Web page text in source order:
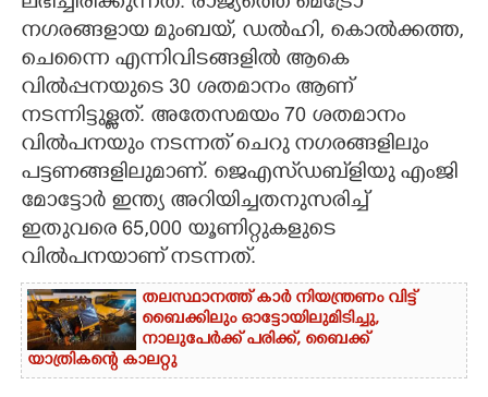
നഗരങ്ങളായ മുംബയ്, ഡൽഹി, കൊൽക്കത്ത,
ചെന്നൈ എന്നിവിടങ്ങളിൽ ആകെ
വിൽപ്പനയുടെ 30 ശതമാനം ആണ്
നടന്നിട്ടുള്ളത്. അതേസമയം 70 ശതമാനം
വിൽപനയും നടന്നത് ചെറു നഗരങ്ങളിലും
പട്ടണങ്ങളിലുമാണ്. ജെഎസ്‌ഡബ്‌ളിയു‌ എംജി
മോട്ടോർ ഇന്ത്യ അറിയിച്ചതനുസരിച്ച്
ഇതുവരെ 65,000 യൂണിറ്റുകളുടെ
വിൽപനയാണ് നടന്നത്.
തലസ്ഥാനത്ത് കാർ നിയന്ത്രണം വിട്ട്
ബൈക്കിലും ഓട്ടോയിലുമിടിച്ചു,​
നാലുപേർക്ക് പരിക്ക്,​ ബൈക്ക്
യാത്രികന്റെ കാലറ്റു